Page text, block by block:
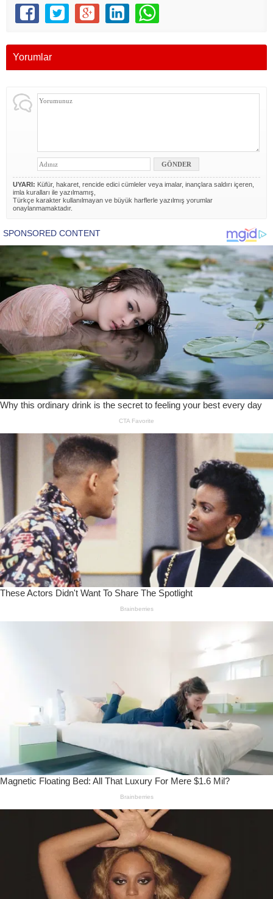
Yorumlar
UYARI: Küfür, hakaret, rencide edici cümleler veya imalar, inançlara saldırı içeren,
imla kuralları ile yazılmamış,
Türkçe karakter kullanılmayan ve büyük harflerle yazılmış yorumlar
onaylanmamaktadır.